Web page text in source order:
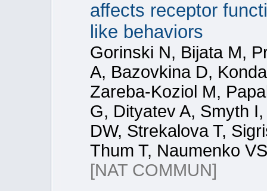
affects receptor
like behaviors
Gorinski N, Bijata M,
A, Bazovkina D,
Zareba-Koziol M,
G, Dityatev A, Smyth
DW, Strekalova T,
Thum T, Naumenko
[NAT COMMUN]